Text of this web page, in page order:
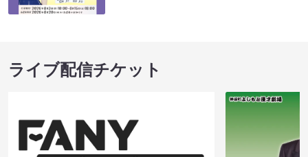
ライブ配信チケット